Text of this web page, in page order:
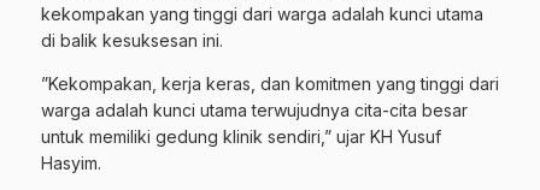
kekompakan yang tinggi dari warga adalah kunci utama
di balik kesuksesan ini.
​”Kekompakan, kerja keras, dan komitmen yang tinggi dari
warga adalah kunci utama terwujudnya cita-cita besar
untuk memiliki gedung klinik sendiri,” ujar KH Yusuf
Hasyim.